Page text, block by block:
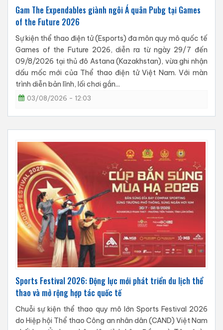
Gam The Expendables giành ngôi Á quân Pubg tại Games
of the Future 2026
Sự kiện thể thao điện tử (Esports) đa môn quy mô quốc tế
Games of the Future 2026, diễn ra từ ngày 29/7 đến
09/8/2026 tại thủ đô Astana (Kazakhstan), vừa ghi nhận
dấu mốc mới của Thể thao điện tử Việt Nam. Với màn
trình diễn bản lĩnh, lối chơi gắn...
03/08/2026 - 12:03
Sports Festival 2026: Động lực mới phát triển du lịch thể
thao và mở rộng hợp tác quốc tế
Chuỗi sự kiện thể thao quy mô lớn Sports Festival 2026
do Hiệp hội Thể thao Công an nhân dân (CAND) Việt Nam